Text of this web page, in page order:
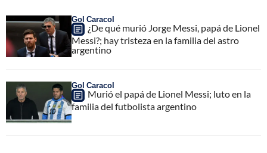
Gol Caracol
¿De qué murió Jorge Messi, papá de Lionel
Messi?; hay tristeza en la familia del astro
argentino
Gol Caracol
Murió el papá de Lionel Messi; luto en la
familia del futbolista argentino